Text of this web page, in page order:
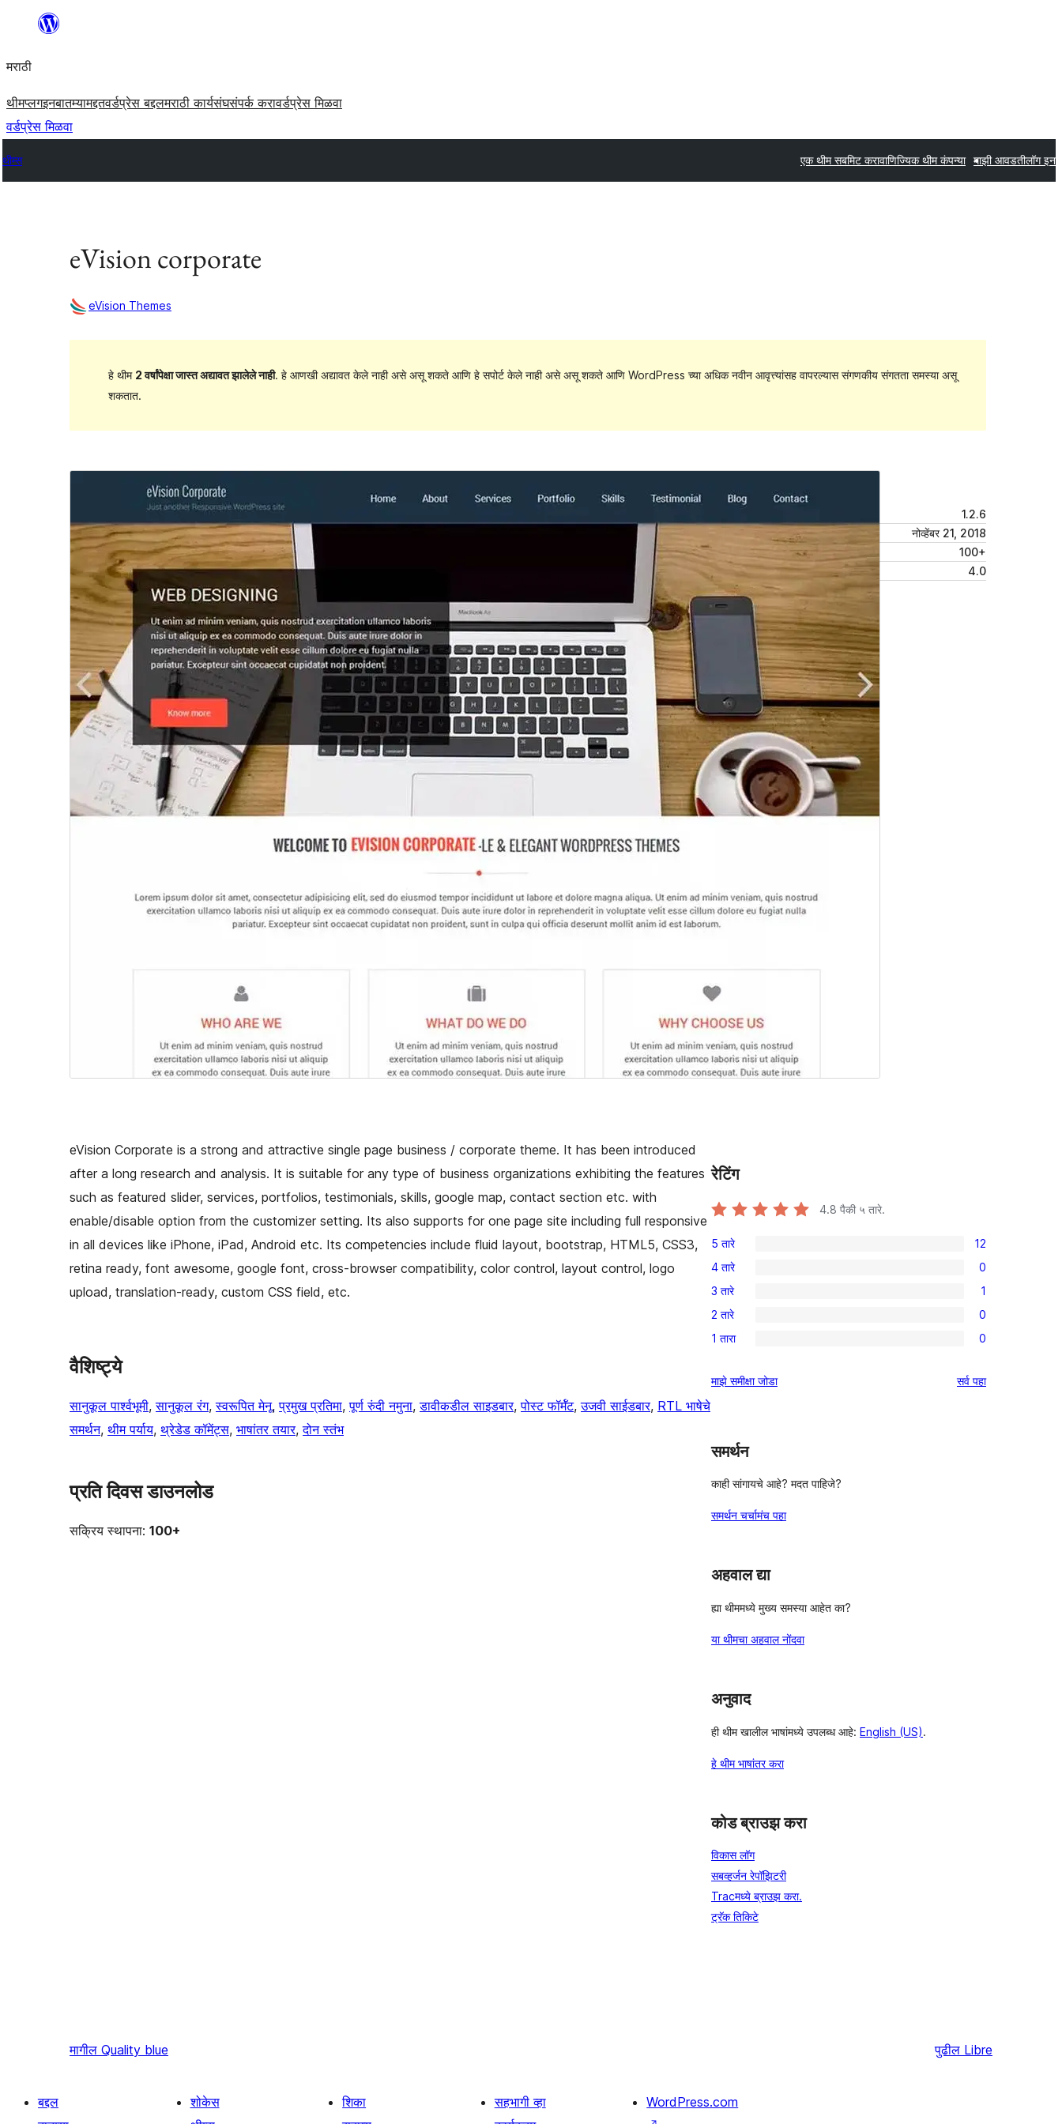
सामुग्रीवर
मराठी
थीमप्लगइनबातम्यामद्दतवर्डप्रेस बद्दलमराठी कार्यसंघसंपर्क करावर्डप्रेस मिळवा
वर्डप्रेस मिळवा
थीम्स एक थीम सबमिट करावाणिज्यिक थीम कंपन्या माझी आवडतीलॉग इन
eVision corporate
eVision Themes
हे थीम 2 वर्षांपेक्षा जास्त अद्यावत झालेले नाही. हे आणखी अद्यावत केले नाही असे असू शकते आणि हे सपोर्ट केले नाही असे असू शकते आणि WordPress च्या अधिक नवीन आवृत्त्यांसह वापरल्यास संगणकीय संगतता समस्या असू
शकतात.
1.2.6
नोव्हेंबर 21, 2018
सक्रिय स्थापना
100+
वर्डप्रेस आवृत्ती
4.0
थीम मुख्यपृष्ठ
eVision Corporate is a strong and attractive single page business / corporate theme. It has been introduced
after a long research and analysis. It is suitable for any type of business organizations exhibiting the features
such as featured slider, services, portfolios, testimonials, skills, google map, contact section etc. with
enable/disable option from the customizer setting. Its also supports for one page site including full responsive
in all devices like iPhone, iPad, Android etc. Its competencies include fluid layout, bootstrap, HTML5, CSS3,
retina ready, font awesome, google font, cross-browser compatibility, color control, layout control, logo
upload, translation-ready, custom CSS field, etc.
वैशिष्ट्ये
सानुकूल पार्श्वभूमी, सानुकूल रंग, स्वरूपित मेनू, प्रमुख प्रतिमा, पूर्ण रुंदी नमुना, डावीकडील साइडबार, पोस्ट फॉर्मॅट, उजवी साईडबार, RTL भाषेचे
समर्थन, थीम पर्याय, थ्रेडेड कॉमेंट्स, भाषांतर तयार, दोन स्तंभ
प्रति दिवस डाउनलोड
सक्रिय स्थापना: 100+
रेटिंग
4.8 पैकी ५ तारे.
12
5-
तारांकित
परीक्षणे
5 तारे 12
0
4-
तारांकित
परीक्षणे
4 तारे 0
1
3-
तारांकित
3 तारे 1
0
2-
परीक्षणे
2 तारे 0
0
तारांकित
1 तारा 0
माझे समीक्षा जोडा सर्वपुनरावलोकने
पहा
समर्थन
काही सांगायचे आहे? मदत पाहिजे?
समर्थन चर्चामंच पहा
अहवाल द्या
ह्या थीममध्ये मुख्य समस्या आहेत का?
या थीमचा अहवाल नोंदवा
अनुवाद
ही थीम खालील भाषांमध्ये उपलब्ध आहे: English (US).
हे थीम भाषांतर करा
कोड ब्राउझ करा
विकास लॉग
सबव्हर्जन रेपॉझिटरी
Tracमध्ये ब्राउझ करा.
ट्रॅक तिकिटे
मागील Quality blue पुढील Libre
बद्दल
शोकेस
शिका
सहभागी व्हा
WordPress.com